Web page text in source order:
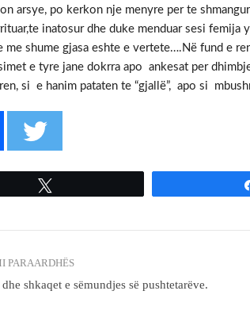
arsye, po kerkon nje menyre per te
inatosur dhe duke menduar sesi femija
me shume gjasa eshte e vertete….Në fund e
e tyre jane dokrra apo ankesat per
si e hanim pataten te “gjallë”, apo si
PARAARDHËS
shkaqet e sëmundjes së pushtetarëve.